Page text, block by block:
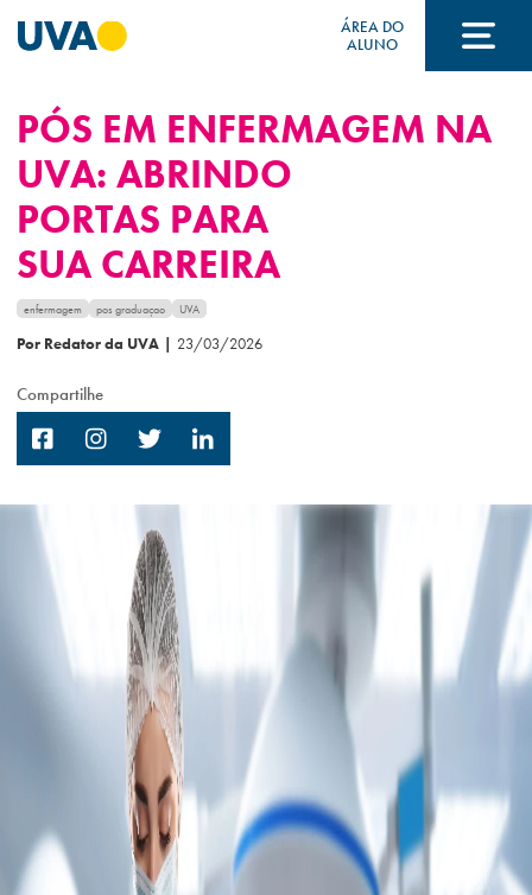
ÁREA DO
ALUNO
A UVA
CURSOS
FORMAS DE INGRESSO
FINANCIAMENTO E BOLSAS
Campi/Unidades
Atendimento (21) 2574 8888
Conclua sua Matrícula
INSCREVA-SE SOLICITE INFORMAÇÕES
ÁREA DO ALUNO
PÓS EM ENFERMAGEM NA
UVA: ABRINDO
PORTAS PARA
SUA CARREIRA
enfermagem pos graduaçao UVA
Por Redator da UVA | 23/03/2026
Compartilhe